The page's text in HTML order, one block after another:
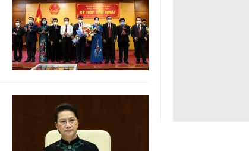
Sản phẩm
Thị trường
Tư vấn